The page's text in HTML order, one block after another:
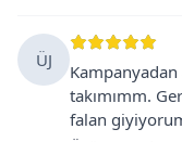
ÜJ
takımımm.
falan